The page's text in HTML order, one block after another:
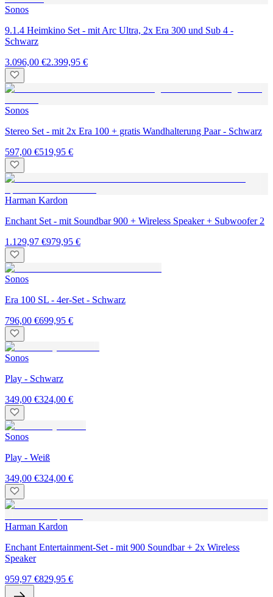
Sonos
9.1.4 Heimkino Set - mit Arc Ultra, 2x Era 300 und Sub 4 -
Schwarz
3.096,00 €2.399,95 €
Sonos
Stereo Set - mit 2x Era 100 + gratis Wandhalterung Paar - Schwarz
597,00 €519,95 €
Harman Kardon
Enchant Set - mit Soundbar 900 + Wireless Speaker + Subwoofer 2
1.129,97 €979,95 €
Sonos
Era 100 SL - 4er-Set - Schwarz
796,00 €699,95 €
Sonos
Play - Schwarz
349,00 €324,00 €
Sonos
Play - Weiß
349,00 €324,00 €
Harman Kardon
Enchant Entertainment-Set - mit 900 Soundbar + 2x Wireless
Speaker
959,97 €829,95 €